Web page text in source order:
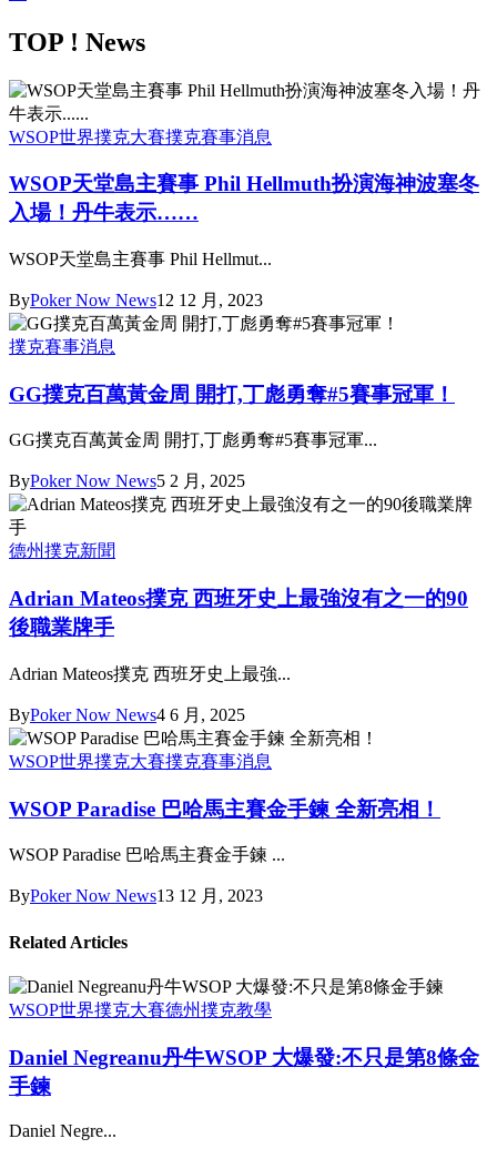
TOP ! News
WSOP世界撲克大賽撲克賽事消息
WSOP天堂島主賽事 Phil Hellmuth扮演海神波塞冬
入場！丹牛表示……
WSOP天堂島主賽事 Phil Hellmut...
ByPoker Now News12 12 月, 2023
撲克賽事消息
GG撲克百萬黃金周 開打,丁彪勇奪#5賽事冠軍！
GG撲克百萬黃金周 開打,丁彪勇奪#5賽事冠軍...
ByPoker Now News5 2 月, 2025
德州撲克新聞
Adrian Mateos撲克 西班牙史上最強沒有之一的90
後職業牌手
Adrian Mateos撲克 西班牙史上最強...
ByPoker Now News4 6 月, 2025
WSOP世界撲克大賽撲克賽事消息
WSOP Paradise 巴哈馬主賽金手鍊 全新亮相！
WSOP Paradise 巴哈馬主賽金手鍊 ...
ByPoker Now News13 12 月, 2023
Related Articles
WSOP世界撲克大賽德州撲克教學
Daniel Negreanu丹牛WSOP 大爆發:不只是第8條金
手鍊
Daniel Negre...